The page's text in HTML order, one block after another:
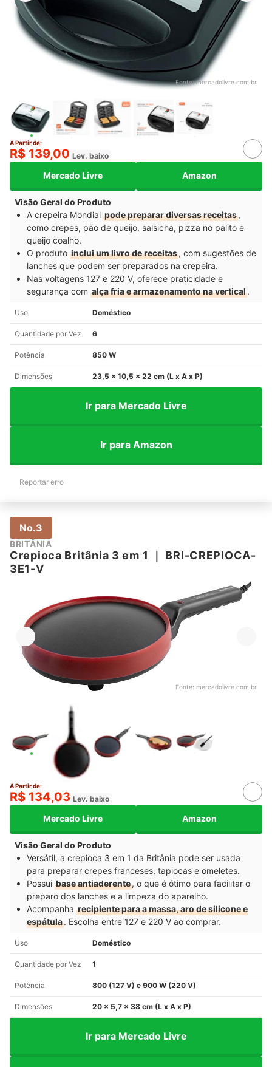
Fonte:mercadolivre.com.br
A Partir de:
R$ 139,00 Lev. baixo
Mercado Livre Amazon
Visão Geral do Produto
A crepeira Mondial pode preparar diversas receitas,
como crepes, pão de queijo, salsicha, pizza no palito e
queijo coalho.
O produto inclui um livro de receitas, com sugestões de
lanches que podem ser preparados na crepeira.
Nas voltagens 127 e 220 V, oferece praticidade e
segurança com alça fria e armazenamento na vertical.
Uso Doméstico
Quantidade por Vez 6
Potência 850 W
Dimensões 23,5 x 10,5 x 22 cm (L x A x P)
Ir para Mercado Livre
Ir para Amazon
Reportar erro
No.3
BRITÂNIA
Crepioca Britânia 3 em 1
BRI-CREPIOCA-
3E1-V
Fonte: mercadolivre.com.br
A Partir de:
R$ 134,03 Lev. baixo
Mercado Livre Amazon
Visão Geral do Produto
Versátil, a crepioca 3 em 1 da Britânia pode ser usada
para preparar crepes franceses, tapiocas e omeletes.
Possui base antiaderente, o que é ótimo para facilitar o
preparo dos lanches e a limpeza do aparelho.
Acompanha recipiente para a massa, aro de silicone e
espátula. Escolha entre 127 e 220 V ao comprar.
Uso Doméstico
Quantidade por Vez 1
Potência 800 (127 V) e 900 W (220 V)
Dimensões 20 x 5,7 x 38 cm (L x A x P)
Ir para Mercado Livre